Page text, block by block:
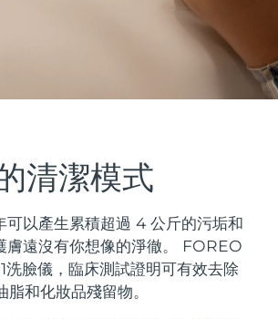
清潔模式
可以產生累積超過 4 公斤的污垢和
膚遠沒有你想像的淨徹。 FOREO
洗臉儀，臨床測試證明可有效去除
和化妝品殘留物。
4 套裝
aging massage
緊致提拉
2 套裝
toning
預計送達日期 8/16/26
預計送達日期
預計送達日期8/12/26
預計送達日期